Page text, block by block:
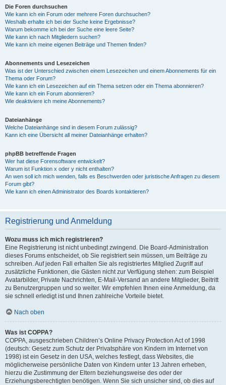
Die Foren durchsuchen
Wie kann ich ein Forum oder mehrere Foren durchsuchen?
Weshalb erhalte ich bei der Suche keine Ergebnisse?
Warum bekomme ich bei der Suche eine leere Seite?
Wie kann ich nach Mitgliedern suchen?
Wie kann ich meine eigenen Beiträge und Themen finden?
Abonnements und Lesezeichen
Was ist der Unterschied zwischen einem Lesezeichen und einem Abonnements für ein
Thema oder Forum?
Wie kann ich ein Lesezeichen auf ein Thema setzen oder ein Thema abonnieren?
Wie kann ich ein Forum abonnieren?
Wie deaktiviere ich meine Abonnements?
Dateianhänge
Welche Dateianhänge sind in diesem Forum zulässig?
Kann ich eine Übersicht all meiner Dateianhänge erhalten?
phpBB betreffende Fragen
Wer hat diese Forensoftware entwickelt?
Warum ist Funktion x oder y nicht enthalten?
An wen soll ich mich wenden, falls es Beschwerden oder juristische Anfragen zu diesem
Forum gibt?
Wie kann ich einen Administrator des Boards kontaktieren?
Registrierung und Anmeldung
Wozu muss ich mich registrieren?
Eine Registrierung ist nicht unbedingt zwingend. Die Board-Administration
dieses Forums entscheidet, ob Sie registriert sein müssen, um Beiträge zu
schreiben. Auf jeden Fall erhalten Sie als registriertes Mitglied Zugriff auf
zusätzliche Funktionen, die Gästen nicht zur Verfügung stehen: zum Beispiel
Avatarbilder, Private Nachrichten, E-Mail-Versand an andere Mitglieder, Beitritt
zu Benutzergruppen und so weiter. Wir empfehlen Ihnen eine Anmeldung, da
sie schnell erledigt ist und Ihnen zahlreiche Vorteile bietet.
Nach oben
Was ist COPPA?
COPPA, ausgeschrieben Children’s Online Privacy Protection Act of 1998
(deutsch: Gesetz zum Schutz der Privatsphäre von Kindern im Internet von
1998) ist ein Gesetz in den USA, welches festlegt, dass Websites, die
möglicherweise persönliche Daten von Kindern unter 13 Jahren erheben,
hierzu die Zustimmung der Eltern beziehungsweise des oder der
Erziehungsberechtigten benötigen. Wenn Sie sich unsicher sind, ob dies auf